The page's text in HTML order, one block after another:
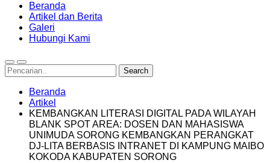
Beranda
Artikel dan Berita
Galeri
Hubungi Kami
Beranda
Artikel
KEMBANGKAN LITERASI DIGITAL PADA WILAYAH
BLANK SPOT AREA: DOSEN DAN MAHASISWA
UNIMUDA SORONG KEMBANGKAN PERANGKAT
DJ-LITA BERBASIS INTRANET DI KAMPUNG MAIBO
KOKODA KABUPATEN SORONG